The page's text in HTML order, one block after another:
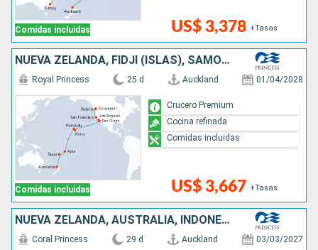
Comidas incluidas US$ 3,378 +Tasas
NUEVA ZELANDA, FIDJI (ISLAS), SAMOA, ESTADOS UNIDOS, CANADÁ
Comidas incluidas
Royal Princess 25 d Auckland 01/04/2028
US$ 3,667 +Tasas
Crucero Premium
Cocina refinada
Comidas incluidas
NUEVA ZELANDA, AUSTRALIA, INDONESIA, SINGAPUR
Coral Princess 29 d Auckland 03/03/2027